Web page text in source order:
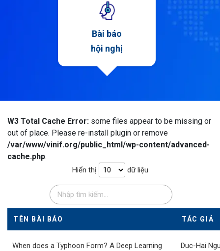
Bài báo
hội nghị
W3 Total Cache Error: some files appear to be missing or
out of place. Please re-install plugin or remove
/var/www/vinif.org/public_html/wp-content/advanced-
cache.php.
Hiển thị dữ liệu
TÊN BÀI BÁO TÁC GIẢ
When does a Typhoon Form? A Deep Learning
Duc-Hai